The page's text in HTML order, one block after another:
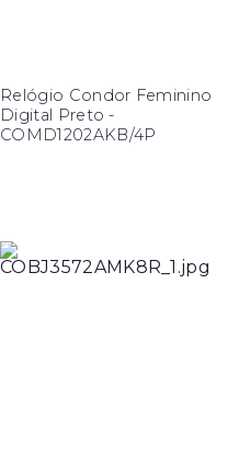
Relógio Condor Feminino
Digital Preto -
COMD1202AKB/4P